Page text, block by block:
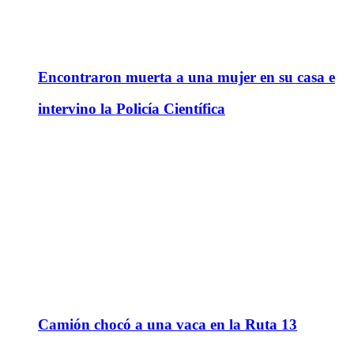
Encontraron muerta a una mujer en su casa e
intervino la Policía Científica
Camión chocó a una vaca en la Ruta 13